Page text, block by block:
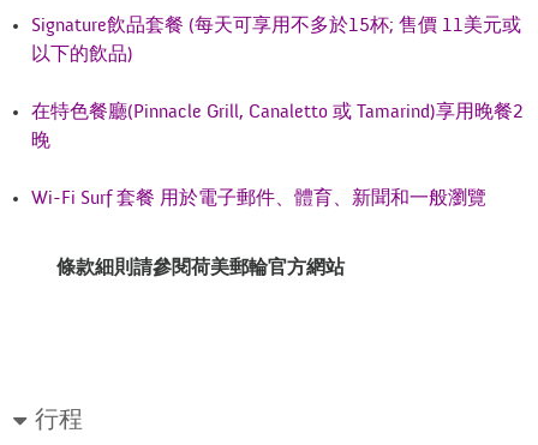
Signature飲品套餐 (每天可享用不多於15杯; 售價 11美元或
以下的飲品)
在特色餐廳(Pinnacle Grill, Canaletto 或 Tamarind)享用晚餐2
晚
Wi-Fi Surf 套餐 用於電子郵件、體育、新聞和一般瀏覽
條款細則請參閱荷美郵輪官方網站
行程